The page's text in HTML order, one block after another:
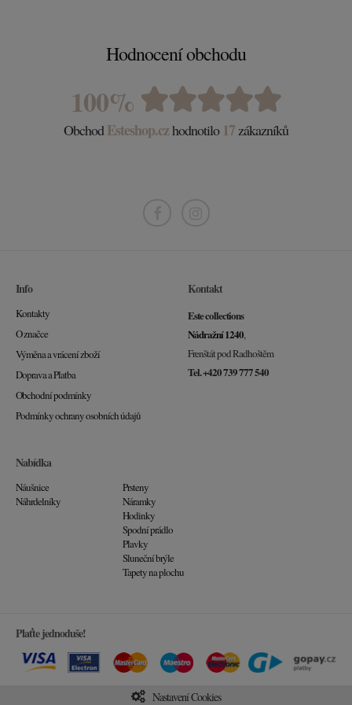
Hodnocení obchodu
100%
ObchodEsteshop.czhodnotilo 17zákazníků
Info
Kontakty
O značce
Výměna a vrácení zboží
Doprava a Platba
Obchodní podmínky
Podmínky ochrany osobních údajů
Kontakt
Este collections
Nádražní 1240,
Frenštát pod Radhoštěm
Tel. +420 739 777 540
Nabídka
Náušnice
Náhrdelníky
Prsteny
Náramky
Hodinky
Spodní prádlo
Plavky
Sluneční brýle
Tapety na plochu
Plaťte jednoduše!
Nastavení Cookies